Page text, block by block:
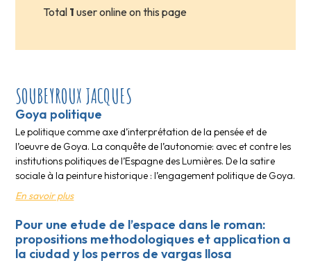
Total 1 user online on this page
SOUBEYROUX JACQUES
Goya politique
Le politique comme axe d’interprétation de la pensée et de
l’oeuvre de Goya. La conquête de l’autonomie: avec et contre les
institutions politiques de l’Espagne des Lumières. De la satire
sociale à la peinture historique : l’engagement politique de Goya.
En savoir plus
Pour une etude de l’espace dans le roman:
propositions methodologiques et application a
la ciudad y los perros de vargas llosa